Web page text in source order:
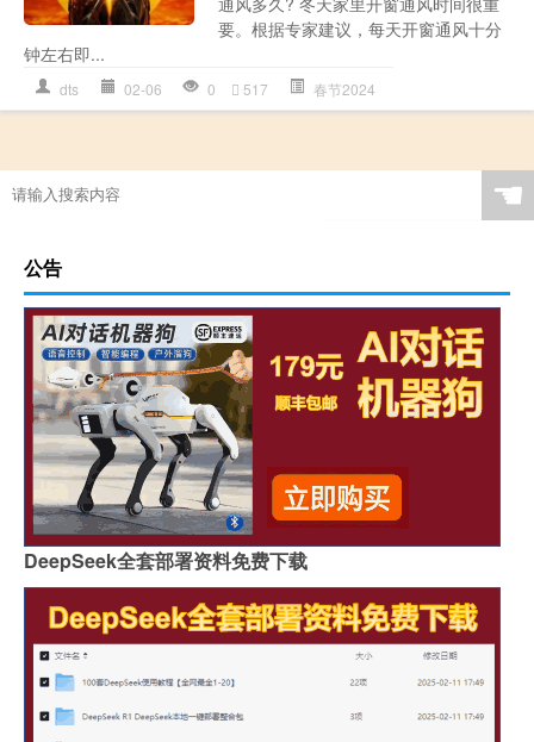
要。根据专家建议，每天开窗通风十分
钟左右即...
dts 02-06 0 517 春节2024
☚
公告
DeepSeek全套部署资料免费下载